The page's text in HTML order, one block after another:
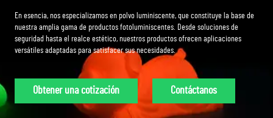
En esencia, nos especializamos en polvo luminiscente, que constituye la base de
nuestra amplia gama de productos fotoluminiscentes. Desde soluciones de
seguridad hasta el realce estético, nuestros productos ofrecen aplicaciones
versátiles adaptadas para satisfacer sus necesidades.
Obtener una cotización Contáctanos